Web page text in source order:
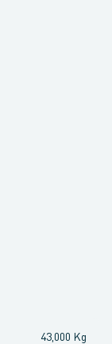
43,000 Kg